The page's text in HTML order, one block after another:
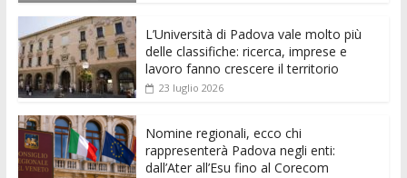
o
k p er
L’Università di Padova vale molto più
delle classifiche: ricerca, imprese e
lavoro fanno crescere il territorio
23 luglio 2026
Nomine regionali, ecco chi
rappresenterà Padova negli enti:
dall’Ater all’Esu fino al Corecom